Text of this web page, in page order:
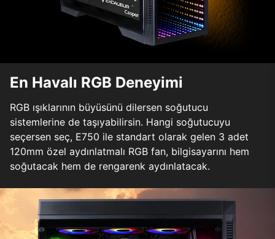
En Havalı RGB Deneyimi
RGB ışıklarının büyüsünü dilersen soğutucu
sistemlerine de taşıyabilirsin. Hangi soğutucuyu
seçersen seç, E750 ile standart olarak gelen 3 adet
120mm özel aydınlatmalı RGB fan, bilgisayarını hem
soğutacak hem de rengarenk aydınlatacak.